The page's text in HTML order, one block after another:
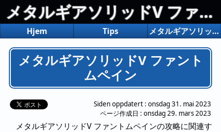
メタルギアソリッドV ファントムペイン
Hjem Tips メタルギアソリッドV ファントムペイン
メタルギアソリッドV ファント
ムペイン
Siden oppdatert : onsdag 31. mai 2023
ページ作成日 : onsdag 29. mars 2023
メタルギアソリッドV ファントムペインの攻略に関連す